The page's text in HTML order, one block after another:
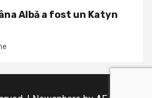
Albă a fost un Katyn